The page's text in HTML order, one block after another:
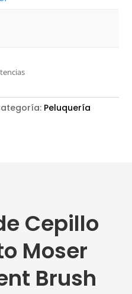
Peluquería
Cepillo
Moser
Brush